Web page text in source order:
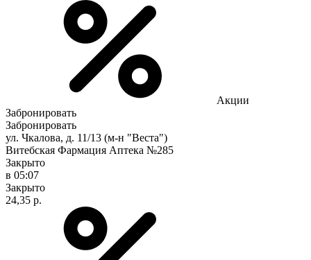
Акции
Забронировать
Забронировать
ул. Чкалова, д. 11/13 (м-н "Веста")
Витебская Фармация Аптека №285
Закрыто
в 05:07
Закрыто
24,35 р.